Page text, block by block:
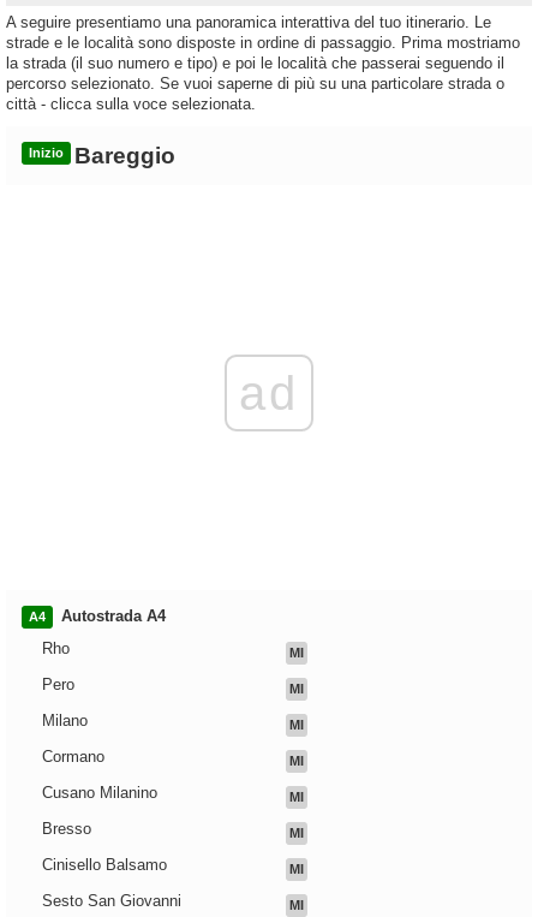
A seguire presentiamo una panoramica interattiva del tuo itinerario. Le
strade e le località sono disposte in ordine di passaggio. Prima mostriamo
la strada (il suo numero e tipo) e poi le località che passerai seguendo il
percorso selezionato. Se vuoi saperne di più su una particolare strada o
città - clicca sulla voce selezionata.
Inizio Bareggio
ad
A4
Autostrada A4
Rho
MI
Pero MI
Milano MI
Cormano MI
Cusano Milanino MI
Bresso MI
Cinisello Balsamo MI
Sesto San Giovanni MI